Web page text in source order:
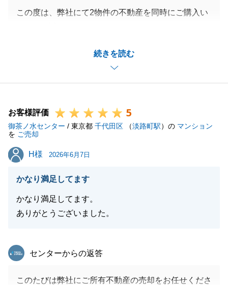
続きを読む
この度は、弊社にて2物件の不動産を同時にご購入い
応くださったおかげで、無事にお引き渡しを完了する
T様の多大なるご協力に、心より感謝申し上げます。
らなるご発展へとつながりますよう、スタッフ一同、
心よりお祈り申し上げます。
今後とも末永いお付き合いをよろしくお願いいたしま
す。
お客様評価 5
御茶ノ水センター / 東京都 千代田区 （淡路町駅）の マンション
を ご売却
H様
H様 2026年6月7日
かなり満足してます
かなり満足してます。
ありがとうございました。
東急リバブル
センターからの返答
このたびは弊社にご所有不動産の売却をお任せくださ